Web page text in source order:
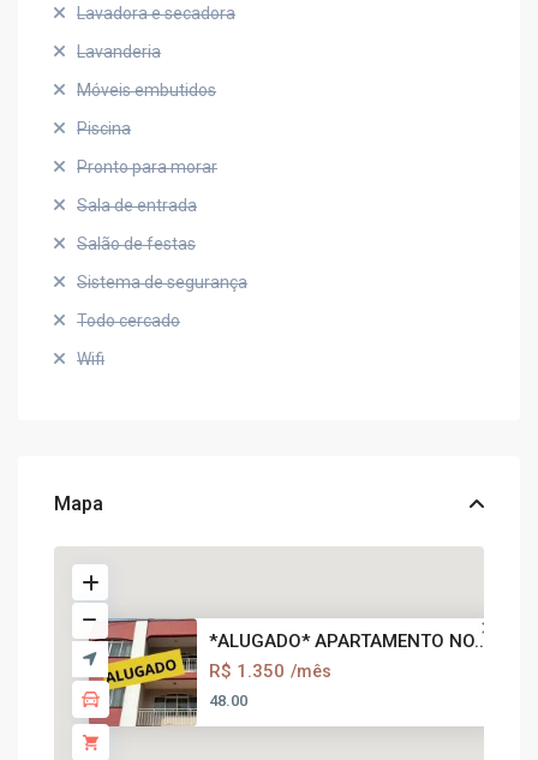
Lavadora e secadora
Lavanderia
Móveis embutidos
Piscina
Pronto para morar
Sala de entrada
Salão de festas
Sistema de segurança
Todo cercado
Wifi
Mapa
*ALUGADO* APARTAMENTO NO...
R$ 1.350 /mês
48.00